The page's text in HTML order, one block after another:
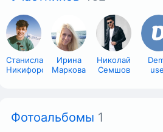
Станислав
Никифоров
Ирина
Маркова
Николай
Семшов
Фотоальбомы 1